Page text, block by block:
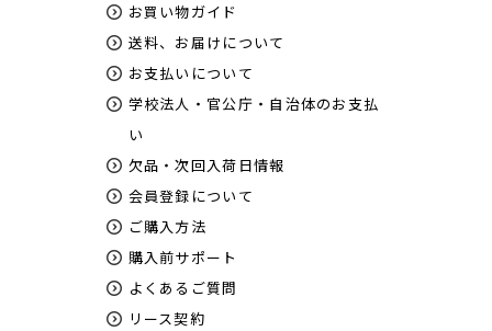
お買い物ガイド
送料、お届けについて
お支払いについて
学校法人・官公庁・自治体のお支払
い
欠品・次回入荷日情報
会員登録について
ご購入方法
購入前サポート
よくあるご質問
リース契約